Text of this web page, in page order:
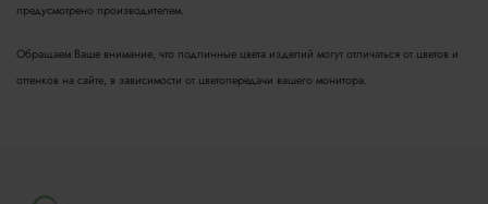
предусмотрено производителем.
Обращаем Ваше внимание, что подлинные цвета изделий могут отличаться от цветов и
оттенков на сайте, в зависимости от цветопередачи вашего монитора.